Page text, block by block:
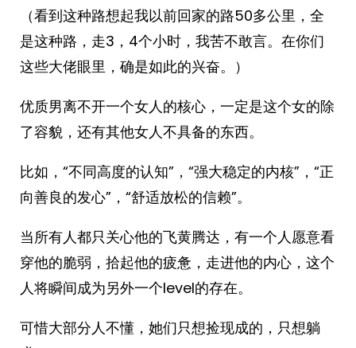
（看到这种路想起我以前回家的路50多公里，全
是这种路，走3，4个小时，我苦不敢言。在你们
这些大佬眼里，确是如此的兴奋。）
优质男离不开一个女人的核心，一定是这个女的除
了容貌，还有其他女人不具备的东西。
比如，“不同高度的认知”，“强大稳定的内核”，“正
向善良的发心”，“舒适放松的信赖”。
当所有人都只关心他的飞黄腾达，有一个人愿意看
穿他的脆弱，拾起他的疲惫，走进他的内心，这个
人将瞬间成为另外一个level的存在。
可惜大部分人不懂，她们只想捡现成的，只想躺